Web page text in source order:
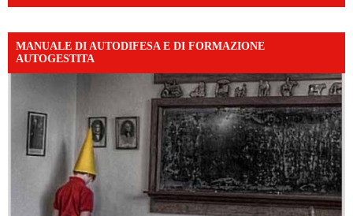
MANUALE DI AUTODIFESA E DI FORMAZIONE
AUTOGESTITA